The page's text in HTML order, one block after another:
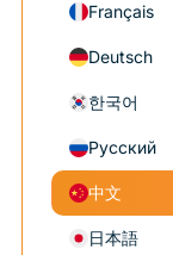
Français
Deutsch
한국어
Русский
中文
日本語